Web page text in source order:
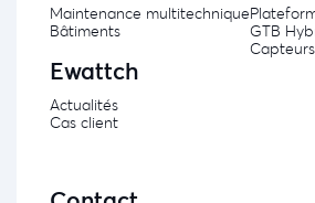
Maintenance multitechnique
Bâtiments
GTB
Ewattch
Actualités
Cas client